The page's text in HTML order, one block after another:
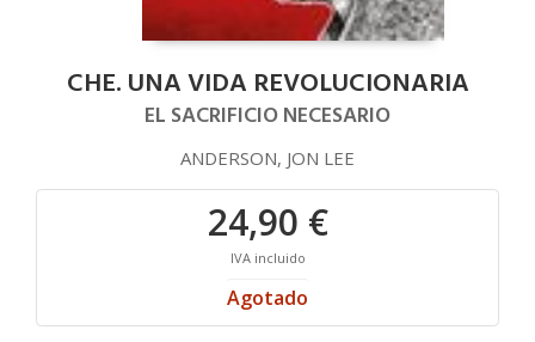
CHE. UNA VIDA REVOLUCIONARIA
EL SACRIFICIO NECESARIO
ANDERSON, JON LEE
24,90 €
IVA incluido
Agotado